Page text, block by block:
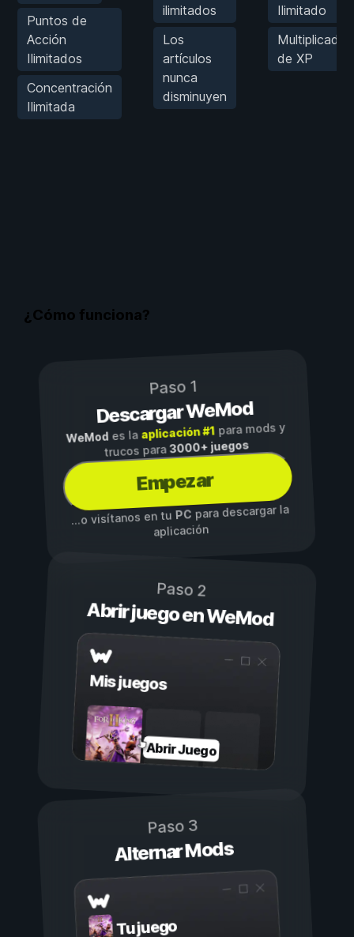
Puntos de
Acción
Ilimitados
Concentración
Ilimitada
ilimitados
Los
artículos
nunca
disminuyen
Ilimitado
Multiplicador
de XP
¿Cómo funciona?
Paso 1
Descargar WeMod
WeMod es la aplicación #1para mods y
trucos para3000+ juegos
Empezar
...o visítanos en tuPCpara descargar la
aplicación
Paso 2
Abrir juego en WeMod
Mis juegos
Abrir Juego
Paso 3
Alternar Mods
Tu juego